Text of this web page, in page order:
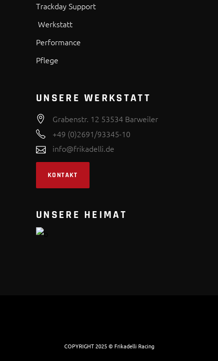
Trackday Support
Werkstatt
Performance
Pflege
UNSERE WERKSTATT
Grabenstr. 12 53534 Barweiler
+49 (0)2691/93345-10
info@frikadelli.de
KONTAKT
UNSERE HEIMAT
COPYRIGHT 2025 © Frikadelli Racing